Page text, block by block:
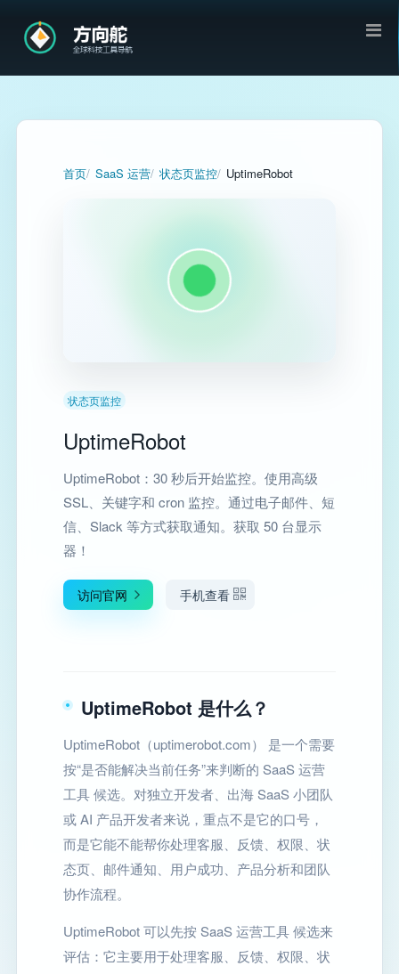
首页 SaaS 运营 状态页监控 UptimeRobot
状态页监控
UptimeRobot
UptimeRobot：30 秒后开始监控。使用高级
SSL、关键字和 cron 监控。通过电子邮件、短
信、Slack 等方式获取通知。获取 50 台显示
器！
访问官网 手机查看
UptimeRobot 是什么？
UptimeRobot（uptimerobot.com） 是一个需要
按“是否能解决当前任务”来判断的 SaaS 运营
工具 候选。对独立开发者、出海 SaaS 小团队
或 AI 产品开发者来说，重点不是它的口号，
而是它能不能帮你处理客服、反馈、权限、状
态页、邮件通知、用户成功、产品分析和团队
协作流程。
UptimeRobot 可以先按 SaaS 运营工具 候选来
评估：它主要用于处理客服、反馈、权限、状